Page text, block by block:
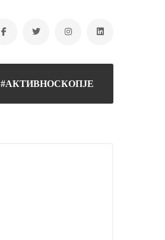
#АКТИВНОСКОПЈЕ